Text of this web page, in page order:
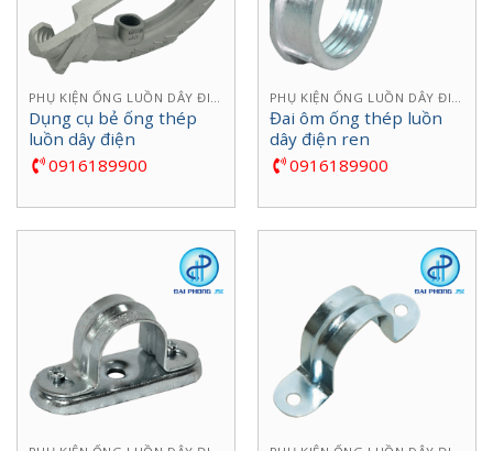
PHỤ KIỆN ỐNG LUỒN DÂY ĐIỆN
Dụng cụ bẻ ống thép
luồn dây điện
0916189900
PHỤ KIỆN ỐNG LUỒN DÂY ĐIỆN
Đai ôm ống thép luồn
dây điện ren
0916189900